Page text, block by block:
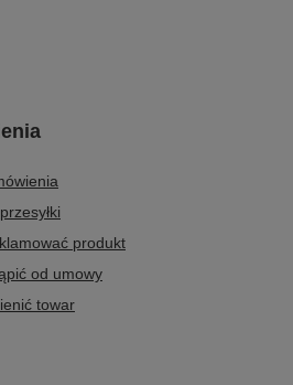
produkt
od umowy
towar